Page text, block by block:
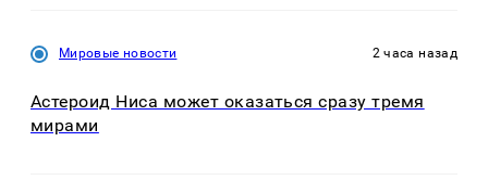
Мировые новости 2 часа назад
Астероид Ниса может оказаться сразу тремя
мирами